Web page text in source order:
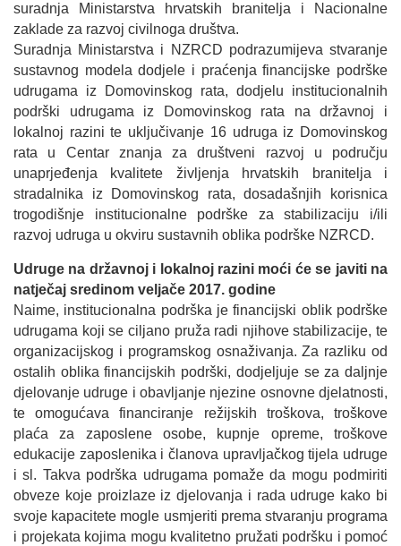
suradnja Ministarstva hrvatskih branitelja i Nacionalne
zaklade za razvoj civilnoga društva.
Suradnja Ministarstva i NZRCD podrazumijeva stvaranje
sustavnog modela dodjele i praćenja financijske podrške
udrugama iz Domovinskog rata, dodjelu institucionalnih
podrški udrugama iz Domovinskog rata na državnoj i
lokalnoj razini te uključivanje 16 udruga iz Domovinskog
rata u Centar znanja za društveni razvoj u području
unaprjeđenja kvalitete življenja hrvatskih branitelja i
stradalnika iz Domovinskog rata, dosadašnjih korisnica
trogodišnje institucionalne podrške za stabilizaciju i/ili
razvoj udruga u okviru sustavnih oblika podrške NZRCD.
Udruge na državnoj i lokalnoj razini moći će se javiti na
natječaj sredinom veljače 2017. godine
Naime, institucionalna podrška je financijski oblik podrške
udrugama koji se ciljano pruža radi njihove stabilizacije, te
organizacijskog i programskog osnaživanja. Za razliku od
ostalih oblika financijskih podrški, dodjeljuje se za daljnje
djelovanje udruge i obavljanje njezine osnovne djelatnosti,
te omogućava financiranje režijskih troškova, troškove
plaća za zaposlene osobe, kupnje opreme, troškove
edukacije zaposlenika i članova upravljačkog tijela udruge
i sl. Takva podrška udrugama pomaže da mogu podmiriti
obveze koje proizlaze iz djelovanja i rada udruge kako bi
svoje kapacitete mogle usmjeriti prema stvaranju programa
i projekata kojima mogu kvalitetno pružati podršku i pomoć